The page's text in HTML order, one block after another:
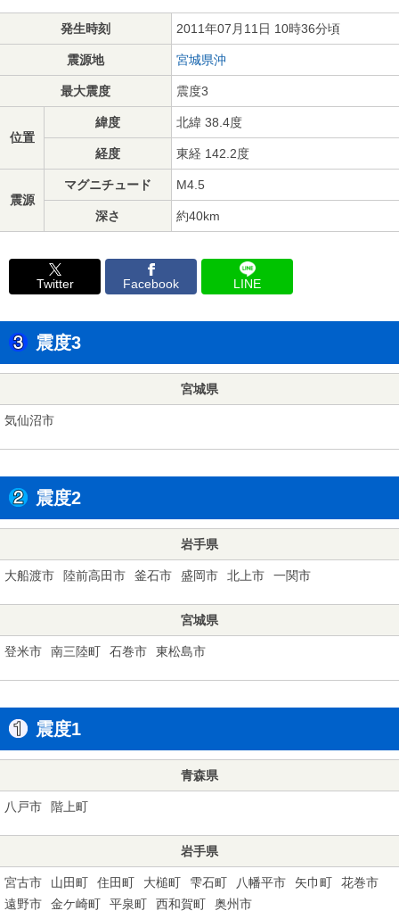
発生時刻 2011年07月11日 10時36分頃
震源地 宮城県沖
最大震度 震度3
位置
緯度 北緯 38.4度
経度 東経 142.2度
震源
マグニチュード M4.5
深さ 約40km
Twitter Facebook LINE
震度3
宮城県
気仙沼市
震度2
岩手県
大船渡市 陸前高田市 釜石市 盛岡市 北上市 一関市
宮城県
登米市 南三陸町 石巻市 東松島市
震度1
青森県
八戸市 階上町
岩手県
宮古市 山田町 住田町 大槌町 雫石町 八幡平市 矢巾町
花巻市
遠野市
金ケ崎町 平泉町 西和賀町 奥州市